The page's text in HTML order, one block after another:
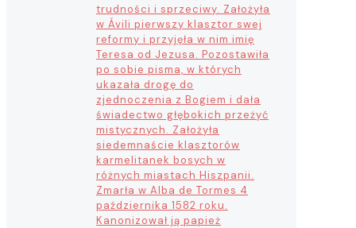
trudności i sprzeciwy. Założyła
w Ávili pierwszy klasztor swej
reformy i przyjęła w nim imię
Teresa od Jezusa. Pozostawiła
po sobie pisma, w których
ukazała drogę do
zjednoczenia z Bogiem i dała
świadectwo głębokich przeżyć
mistycznych. Założyła
siedemnaście klasztorów
karmelitanek bosych w
różnych miastach Hiszpanii.
Zmarła w Alba de Tormes 4
października 1582 roku.
Kanonizował ją papież